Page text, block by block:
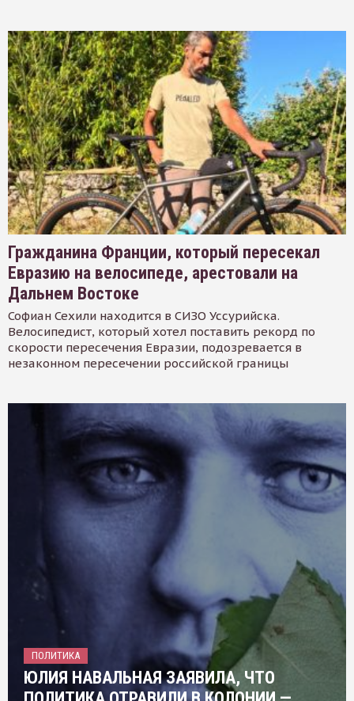
Гражданина Франции, который пересекал
Евразию на велосипеде, арестовали на
Дальнем Востоке
Софиан Сехили находится в СИЗО Уссурийска.
Велосипедист, который хотел поставить рекорд по
скорости пересечения Евразии, подозревается в
незаконном пересечении российской границы
ПОЛИТИКА
ЮЛИЯ НАВАЛЬНАЯ ЗАЯВИЛА, ЧТО